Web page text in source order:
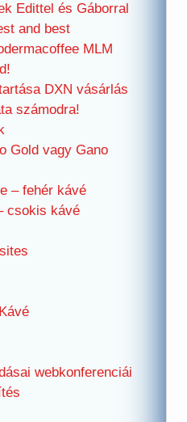
Edittel és Gáborral
and best
MLM
DXN vásárlás
számodra!
Gold vagy Gano
– fehér kávé
csokis kávé
webkonferenciái